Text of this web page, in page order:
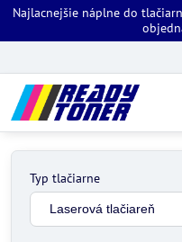
Najlacnejšie náplne do
Typ tlačiarne